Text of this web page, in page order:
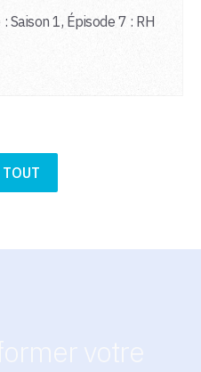
Saison 1, Épisode 7 : RH